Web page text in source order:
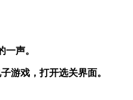
声。
游戏，打开选关界面。